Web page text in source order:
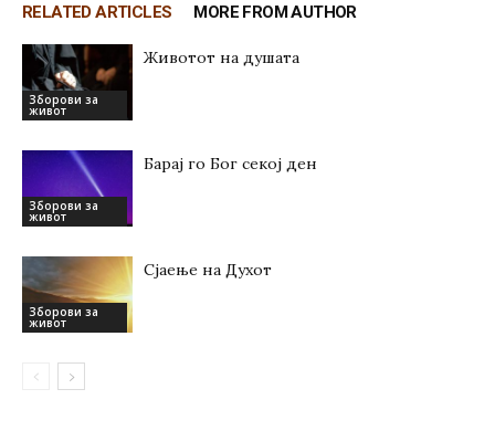
RELATED ARTICLES MORE FROM AUTHOR
Зборови за
живот
Животот на душата
Зборови за
живот
Барај го Бог секој ден
Зборови за
живот
Сјаење на Духот